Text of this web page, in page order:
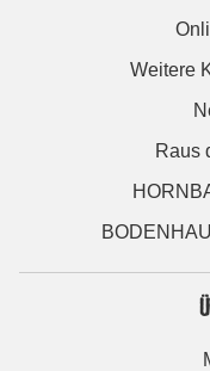
Weitere
Raus